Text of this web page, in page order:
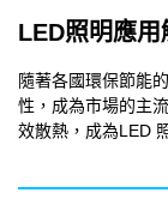
LED照明應用
隨著各國環保節能
性，成為市場的主
效散熱，成為LED